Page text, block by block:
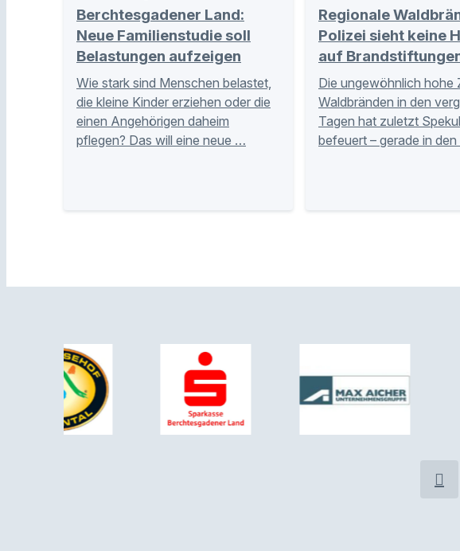
Berchtesgadener Land:
Neue Familienstudie soll
Belastungen aufzeigen
Wie stark sind Menschen belastet,
die kleine Kinder erziehen oder die
einen Angehörigen daheim
pflegen? Das will eine neue …
Regionale
Polizei sieht keine
auf
Die ungewöhnlich hohe
Waldbränden in den
Tagen hat zuletzt
befeuert – gerade in